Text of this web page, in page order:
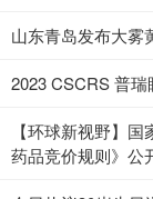
山东青岛发布大雾
2023 CSCRS 普
【环球新视野】
药品竞价规则》公